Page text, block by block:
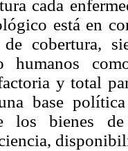
cada
está en
cobertura,
humanos
y total
base
los bienes de